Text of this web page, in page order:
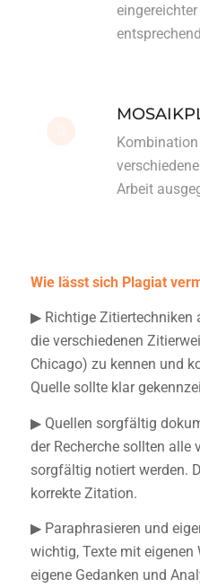
Arbeit
Wie lässt sich Plagiat
▶ Richtige Zitiertechniken
die verschiedenen
Chicago) zu kennen und
Quelle sollte klar
▶ Quellen sorgfältig
der Recherche sollten alle
sorgfältig notiert werden.
korrekte Zitation.
▶ Paraphrasieren und
wichtig, Texte mit eigenen
eigene Gedanken und